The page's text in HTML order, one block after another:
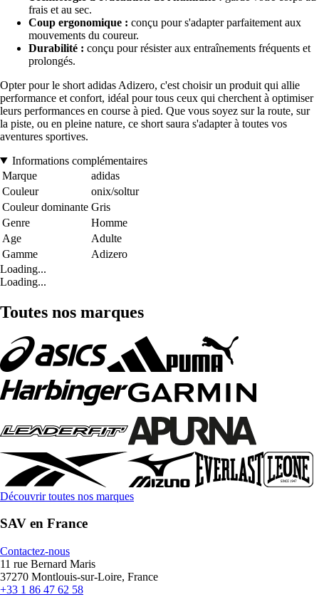
frais et au sec.
Coup ergonomique : conçu pour s'adapter parfaitement aux
mouvements du coureur.
Durabilité : conçu pour résister aux entraînements fréquents et
prolongés.
Opter pour le short adidas Adizero, c'est choisir un produit qui allie
performance et confort, idéal pour tous ceux qui cherchent à optimiser
leurs performances en course à pied. Que vous soyez sur la route, sur
la piste, ou en pleine nature, ce short saura s'adapter à toutes vos
aventures sportives.
Informations complémentaires
Marque
adidas
Couleur
onix/soltur
Couleur dominante Gris
Genre
Homme
Age
Adulte
Gamme
Adizero
Loading...
Loading...
Toutes nos marques
Découvrir toutes nos marques
SAV en France
Contactez-nous
11 rue Bernard Maris
37270 Montlouis-sur-Loire, France
+33 1 86 47 62 58